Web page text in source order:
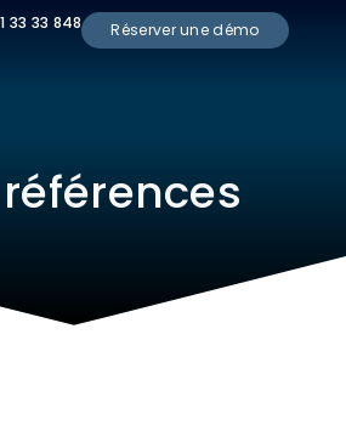
33 33 848 Réserver une démo